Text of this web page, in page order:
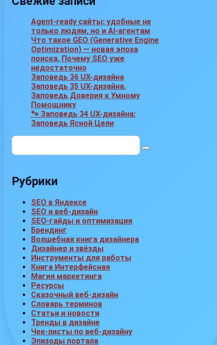
Agent-ready сайты: удобные не
только людям, но и AI-агентам
Что такое GEO (Generative Engine
Optimization) — новая эпоха
поиска. Почему SEO уже
недостаточно
Заповедь 36 UX-дизайна
Заповедь 35 UX-дизайна.
Заповедь Доверия к Умному
Помощнику
🐾 Заповедь 34 UX-дизайна:
Заповедь Ясной Цели
Поиск:
Рубрики
SEO в Яндексе
SEO и веб-дизайн
SEO-гайды и оптимизация
Брендинг
Волшебная книга дизайнера
Дизайнер и звёзды
Инструменты для работы
Книга Интерфейсная
Магия маркетинга
Ресурсы
Сказочный веб-дизайн
Словарь терминов
Статьи и новости
Тренды в дизайне
Чек-листы по веб-дизайну
Эпизоды портала